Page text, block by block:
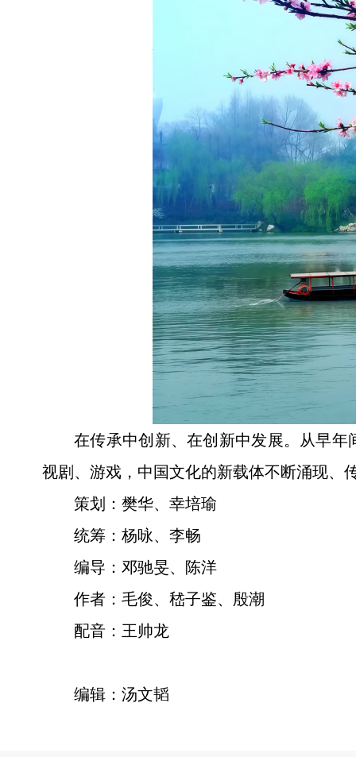
在传承中创新、在创新中发展。从早
视剧、游戏，中国文化的新载体不断涌现、
策划：樊华、幸培瑜
统筹：杨咏、李畅
编导：邓驰旻、陈洋
作者：毛俊、嵇子鉴、殷潮
配音：王帅龙
编辑：汤文韬